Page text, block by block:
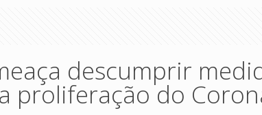
descumprir
proliferação do